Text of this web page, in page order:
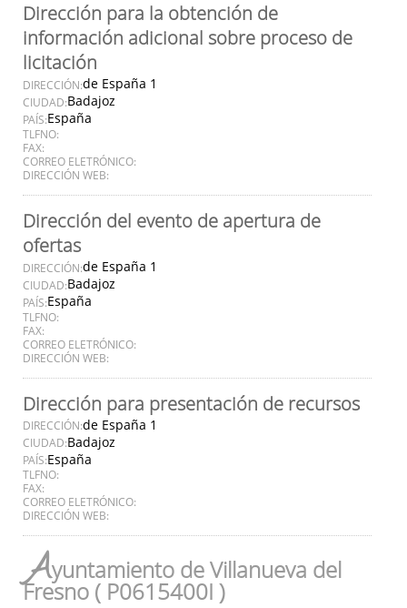
Dirección para la obtención de
información adicional sobre proceso de
licitación
DIRECCIÓN:de España 1
CIUDAD:Badajoz
PAÍS:España
TLFNO:
FAX:
CORREO ELETRÓNICO:
DIRECCIÓN WEB:
Dirección del evento de apertura de
ofertas
DIRECCIÓN:de España 1
CIUDAD:Badajoz
PAÍS:España
TLFNO:
FAX:
CORREO ELETRÓNICO:
DIRECCIÓN WEB:
Dirección para presentación de recursos
DIRECCIÓN:de España 1
CIUDAD:Badajoz
PAÍS:España
TLFNO:
FAX:
CORREO ELETRÓNICO:
DIRECCIÓN WEB:
Ayuntamiento de Villanueva del
Fresno ( P0615400I )